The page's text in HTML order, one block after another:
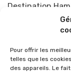
Pour offrir les
telles que les
des appareils. Le
Destination
TOP-PARENTS